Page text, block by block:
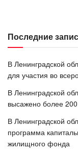
Последние
В Ленинградской
для участия во
В Ленинградской
высажено более
В Ленинградской
программа
жилищного фонда